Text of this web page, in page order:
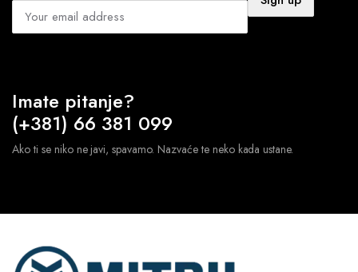
Imate pitanje?
(+381) 66 381 099
Ako ti se niko ne javi, spavamo. Nazvaće te neko kada ustane.